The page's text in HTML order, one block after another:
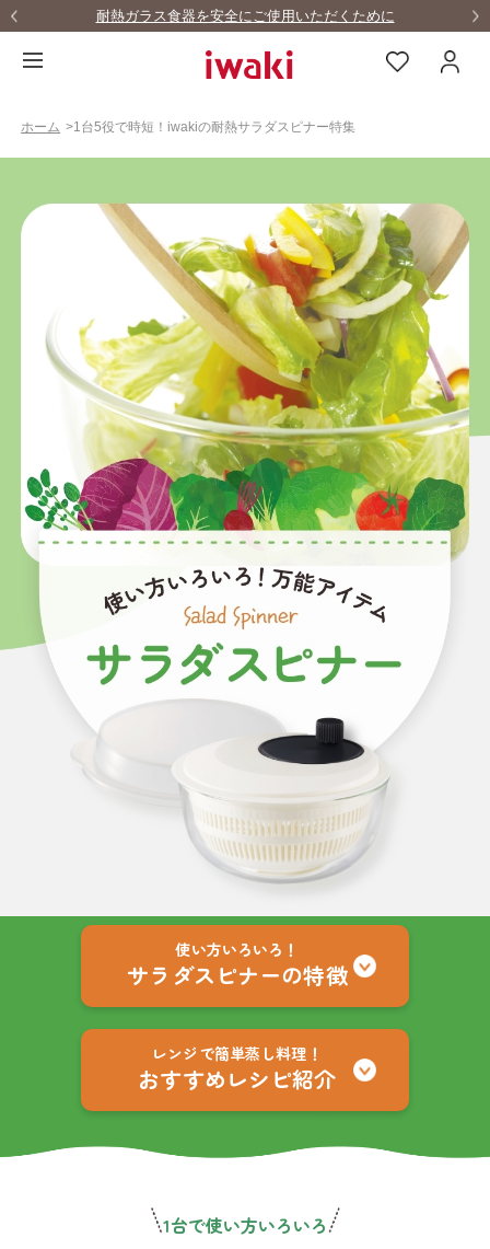
LINEお友達募集中！！10%OFFクーポンをゲット！
ホーム >1台5役で時短！iwakiの耐熱サラダスピナー特集
使い方いろいろ！
サラダスピナーの特徴
レンジで簡単蒸し料理！
おすすめレシピ紹介
1台で使い方いろいろ